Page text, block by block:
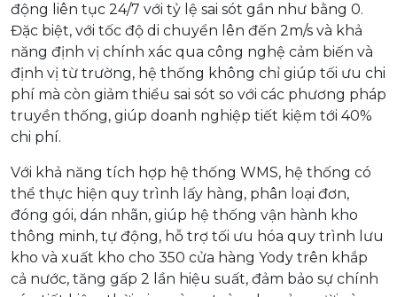
động liên tục 24/7 với tỷ lệ sai sót gần như bằng 0.
Đặc biệt, với tốc độ di chuyển lên đến 2m/s và khả
năng định vị chính xác qua công nghệ cảm biến và
định vị từ trường, hệ thống không chỉ giúp tối ưu chi
phí mà còn giảm thiểu sai sót so với các phương pháp
truyền thống, giúp doanh nghiệp tiết kiệm tới 40%
chi phí.
Với khả năng tích hợp hệ thống WMS, hệ thống có
thể thực hiện quy trình lấy hàng, phân loại đơn,
đóng gói, dán nhãn, giúp hệ thống vận hành kho
thông minh, tự động, hỗ trợ tối ưu hóa quy trình lưu
kho và xuất kho cho 350 cửa hàng Yody trên khắp
cả nước, tăng gấp 2 lần hiệu suất, đảm bảo sự chính